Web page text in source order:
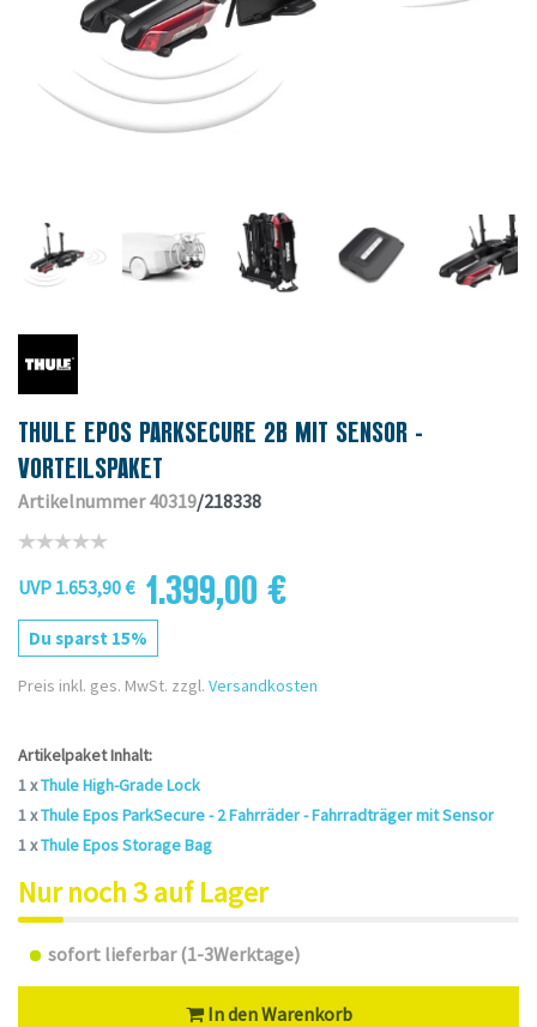
THULE EPOS PARKSECURE 2B MIT SENSOR -
VORTEILSPAKET
Artikelnummer 40319/218338
UVP 1.653,90 € 1.399,00 €
Du sparst 15%
Preis inkl. ges. MwSt. zzgl. Versandkosten
Artikelpaket Inhalt:
1 xThule High-Grade Lock
1 xThule Epos ParkSecure - 2 Fahrräder - Fahrradträger mit Sensor
1 xThule Epos Storage Bag
Nur noch 3 auf Lager
sofort lieferbar (1-3Werktage)
In den Warenkorb